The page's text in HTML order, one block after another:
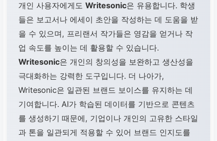
개인 사용자에게도Writesonic은 유용합니다. 학생
들은 보고서나 에세이 초안을 작성하는 데 도움을 받
을 수 있으며, 프리랜서 작가들은 영감을 얻거나 작
업 속도를 높이는 데 활용할 수 있습니다.
Writesonic은 개인의 창의성을 보완하고 생산성을
극대화하는 강력한 도구입니다. 더 나아가,
Writesonic은 일관된 브랜드 보이스를 유지하는 데
기여합니다. AI가 학습된 데이터를 기반으로 콘텐츠
를 생성하기 때문에, 기업이나 개인의 고유한 스타일
과 톤을 일관되게 적용할 수 있어 브랜드 인지도를